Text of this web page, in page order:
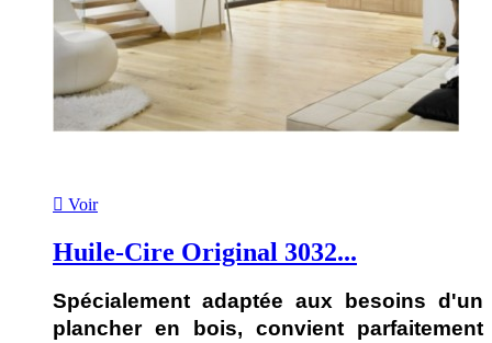
 Voir
Huile-Cire Original 3032...
Spécialement adaptée aux besoins d'un
plancher en bois, convient parfaitement